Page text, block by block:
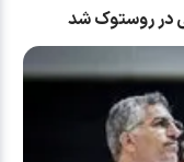
در روستوک شد